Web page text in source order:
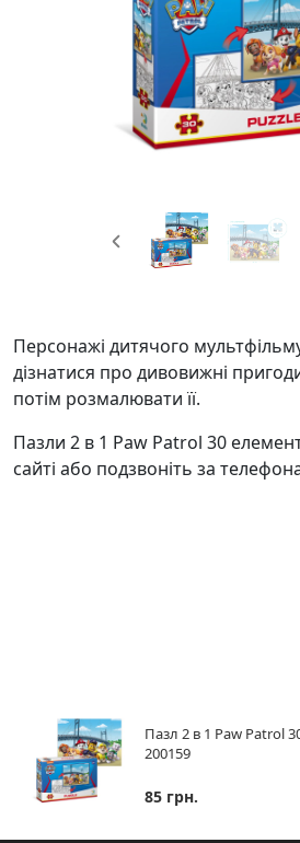
Персонажі дитячого
дізнатися про дивовижні
потім розмалювати її.
Пазли 2 в 1 Paw Patrol 30
сайті або подзвоніть за
Пазл 2 в 1 Paw Patrol
200159
85 грн.